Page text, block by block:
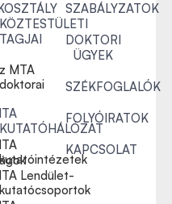
OSZTÁLY
KÖZTESTÜLETI
TAGJAI
MTA
doktorai
KUTATÓHÁLÓZAT
kutatóintézetek
Lendület-
kutatócsoportok
SZABÁLYZATOK
DOKTORI
ÜGYEK
SZÉKFOGLALÓK
FOLYÓIRATOK
KAPCSOLAT